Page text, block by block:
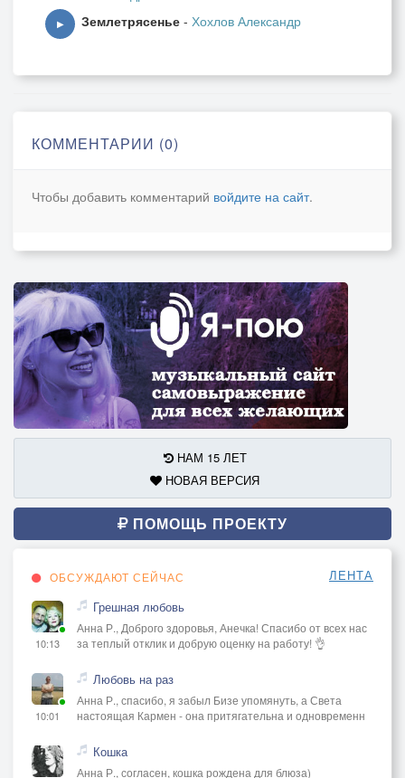
▶ Землетрясенье - Хохлов Александр
КОММЕНТАРИИ (0)
Чтобы добавить комментарий войдите на сайт.
НАМ 15 ЛЕТ
НОВАЯ ВЕРСИЯ
ПОМОЩЬ ПРОЕКТУ
ОБСУЖДАЮТ СЕЙЧАС ЛЕНТА
10:13
Грешная любовь
Анна Р., Доброго здоровья, Анечка! Спасибо от всех нас
за теплый отклик и добрую оценку на работу! 👌
10:01
Любовь на раз
Анна Р., спасибо, я забыл Бизе упомянуть, а Света
настоящая Кармен - она притягательна и одновременн
Кошка
Анна Р., согласен, кошка рождена для блюза)